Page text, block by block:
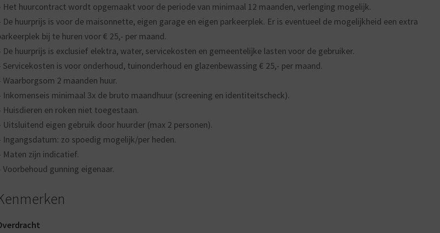
Het huurcontract wordt opgemaakt voor de periode van minimaal 12 maanden, verlenging mogelijk.
De huurprijs is voor de maisonnette, eigen garage en eigen parkeerplek. Er is eventueel de mogelijkheid een extra
bij te huren voor € 25,- per maand.
De huurprijs is exclusief elektra, water, servicekosten en gemeentelijke lasten voor de gebruiker.
Servicekosten is voor onderhoud, tuinonderhoud en glazenbewassing € 25,- per maand.
Waarborgsom 2 maanden huur.
Inkomenseis minimaal 3x de bruto maandhuur (screening en identiteitscheck).
Huisdieren en roken niet toegestaan.
Uitsluitend eigen gebruik door huurder (max 2 personen).
Ingangsdatum: zo spoedig mogelijk/per heden.
Maten zijn indicatief.
Voorbehoud gunning eigenaar.